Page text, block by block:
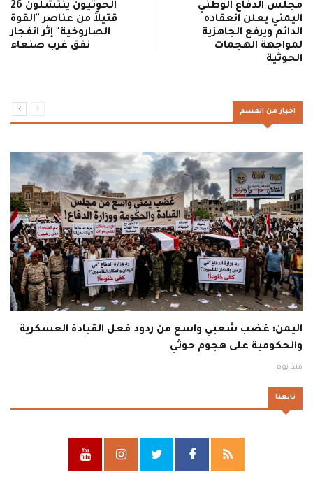
مجلس الدفاع الوطني
اليمني يعلن انعقاده
الدائم ويرفع الجاهزية
لمواجهة الهجمات
الحوثية
الحوثيون ينتشلون 26
قتيلاً من عناصر "القوة
الصاروخية" إثر انفجار
نفق غرب صنعاء
اخبار من القسم
اليمن: غضب شعبي واسع من ردود فعل القيادة العسكرية
والحكومية على هجوم حوثي
منذ يوم
تابعنا